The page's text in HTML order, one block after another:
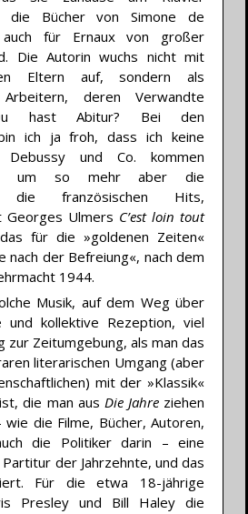
die Bücher von Simone de
für Ernaux von großer
Die Autorin wuchs nicht mit
Eltern auf, sondern als
deren Verwandte
hast Abitur? Bei den
ich ja froh, dass ich keine
Debussy und Co. kommen
um so mehr aber die
die französischen Hits,
Georges Ulmers C’est loin tout
für die »goldenen Zeiten«
nach der Befreiung«, nach dem
1944.
Musik, auf dem Weg über
und kollektive Rezeption, viel
zur Zeitumgebung, als man das
literarischen Umgang (aber
mit der »Klassik«
die man aus Die Jahreziehen
die Filme, Bücher, Autoren,
die Politiker darin – eine
der Jahrzehnte, und das
Für die etwa 18-jährige
Presley und Bill Haley die